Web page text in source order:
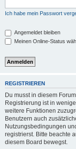
Ich habe mein Passwort
Angemeldet bleiben
Meinen Online-Status
REGISTRIEREN
Du musst in diesem
Registrierung ist in
weitere Funktionen
Benutzern auch
Nutzungsbedingungen
registrierst. Bitte beachte
diesem Board bewegst.